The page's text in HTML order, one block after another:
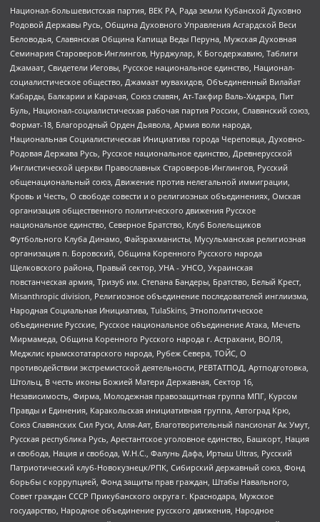
Национал-большевистская партия, ВЕК РА, Рада земли Кубанской Духовно
Родовой Державы Русь, Община Духовного Управления Асгардской Веси
Беловодья, Славянская Община Капища Веды Перуна, Мужская Духовная
Семинария Староверов-Инглингов, Нурджулар, К Богодержавию, Таблиги
Джамаат, Свидетели Иеговы, Русское национальное единство, Национал-
социалистическое общество, Джамаат мувахидов, Объединенный Вилайат
Кабарды, Балкарии и Карачая, Союз славян, Ат-Такфир Валь-Хиджра, Пит
Буль, Национал-социалистическая рабочая партия России, Славянский союз,
Формат-18, Благородный Орден Дьявола, Армия воли народа,
Национальная Социалистическая Инициатива города Череповца, Духовно-
Родовая Держава Русь, Русское национальное единство, Древнерусской
Инглистической церкви Православных Староверов-Инглингов, Русский
общенациональный союз, Движение против нелегальной иммиграции,
Кровь и Честь, О свободе совести и о религиозных объединениях, Омская
организация общественного политического движения Русское
национальное единство, Северное Братство, Клуб Болельщиков
Футбольного Клуба Динамо, Файзрахманисты, Мусульманская религиозная
организация п. Боровский, Община Коренного Русского народа
Щелковского района, Правый сектор, УНА - УНСО, Украинская
повстанческая армия, Тризуб им. Степана Бандеры, Братство, Белый Крест,
Misanthropic division, Религиозное объединение последователей инглиизма,
Народная Социальная Инициатива, TulaSkins, Этнополитическое
объединение Русские, Русское национальное объединение Атака, Мечеть
Мирмамеда, Община Коренного Русского народа г. Астрахани, ВОЛЯ,
Меджлис крымскотатарского народа, Рубеж Севера, ТОЙС, О
противодействии экстремистской деятельности, РЕВТАТПОД, Артподготовка,
Штольц, В честь иконы Божией Матери Державная, Сектор 16,
Независимость, Фирма, Молодежная правозащитная группа МПГ, Курсом
Правды и Единения, Каракольская инициативная группа, Автоград Крю,
Союз Славянских Сил Руси, Алля-Аят, Благотворительный пансионат Ак Умут,
Русская республика Русь, Арестантское уголовное единство, Башкорт, Нация
и свобода, Нация и свобода, W.H.С., Фалунь Дафа, Иртыш Ultras, Русский
Патриотический клуб-Новокузнецк/РПК, Сибирский державный союз, Фонд
борьбы с коррупцией, Фонд защиты прав граждан, Штабы Навального,
Совет граждан СССР Прикубанского округа г. Краснодара, Мужское
государство, Народное объединение русского движения, Народное